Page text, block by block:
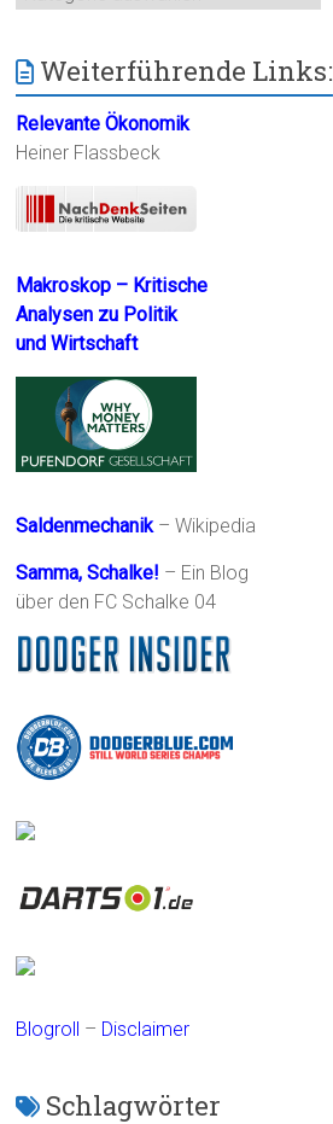
Weiterführende Links:
Relevante Ökonomik
Heiner Flassbeck
Makroskop – Kritische
Analysen zu Politik
und Wirtschaft
Saldenmechanik– Wikipedia
Samma, Schalke! – Ein Blog
über den FC Schalke 04
Blogroll – Disclaimer
Schlagwörter